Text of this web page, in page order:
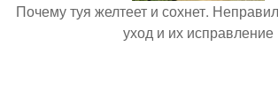
Почему туя желтеет и сохнет.
уход и их исправление